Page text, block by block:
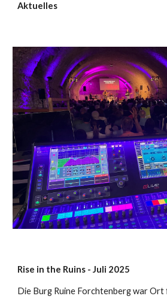
Aktuelles
Rise in the Ruins - Juli 2025
Die Burg Ruine Forchtenberg war